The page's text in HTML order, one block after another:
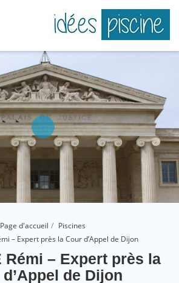
Page d'accueil
Piscines
– Expert près la Cour d’Appel de Dijon
Rémi – Expert près la
de Dijon